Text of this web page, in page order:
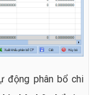
động phân bổ chi